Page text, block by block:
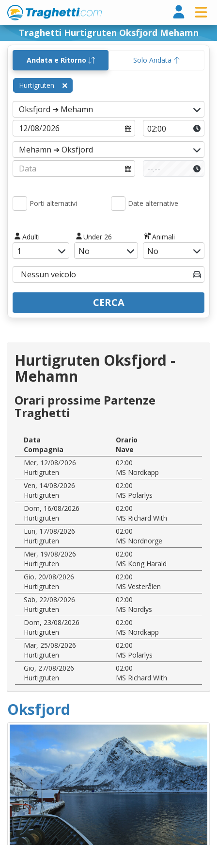
Traghetti Hurtigruten Oksfjord Mehamn
Andata e Ritorno Solo Andata
Hurtigruten
Porti alternativi Date alternative
Adulti Under 26 Animali
CERCA
Hurtigruten Oksfjord -
Mehamn
Orari prossime Partenze
Traghetti
Data
Orario
Compagnia
Nave
Mer, 12/08/2026
02:00
Hurtigruten
MS Nordkapp
Ven, 14/08/2026
02:00
Hurtigruten
MS Polarlys
Dom, 16/08/2026
02:00
Hurtigruten
MS Richard With
Lun, 17/08/2026
02:00
Hurtigruten
MS Nordnorge
Mer, 19/08/2026
02:00
Hurtigruten
MS Kong Harald
Gio, 20/08/2026
02:00
Hurtigruten
MS Vesterålen
Sab, 22/08/2026
02:00
Hurtigruten
MS Nordlys
Dom, 23/08/2026
02:00
Hurtigruten
MS Nordkapp
Mar, 25/08/2026
02:00
Hurtigruten
MS Polarlys
Gio, 27/08/2026
02:00
Hurtigruten
MS Richard With
Oksfjord